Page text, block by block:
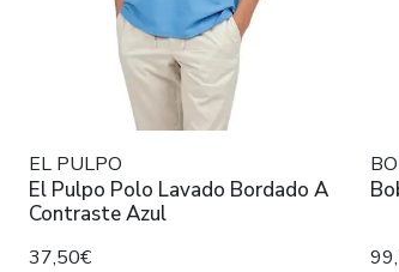
EL PULPO
El Pulpo Polo Lavado Bordado A
Contraste Azul
37,50€